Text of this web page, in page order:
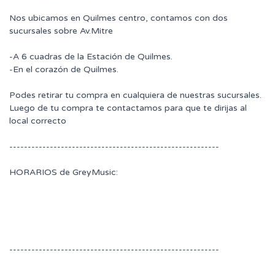
Nos ubicamos en Quilmes centro, contamos con dos
sucursales sobre Av.Mitre
-A 6 cuadras de la Estación de Quilmes.
-En el corazón de Quilmes.
Podes retirar tu compra en cualquiera de nuestras sucursales.
Luego de tu compra te contactamos para que te dirijas al
local correcto
---------------------------------------------------------
HORARIOS de GreyMusic:
---------------------------------------------------------